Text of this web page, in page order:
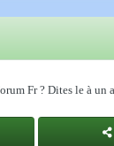
Fr ? Dites le à un